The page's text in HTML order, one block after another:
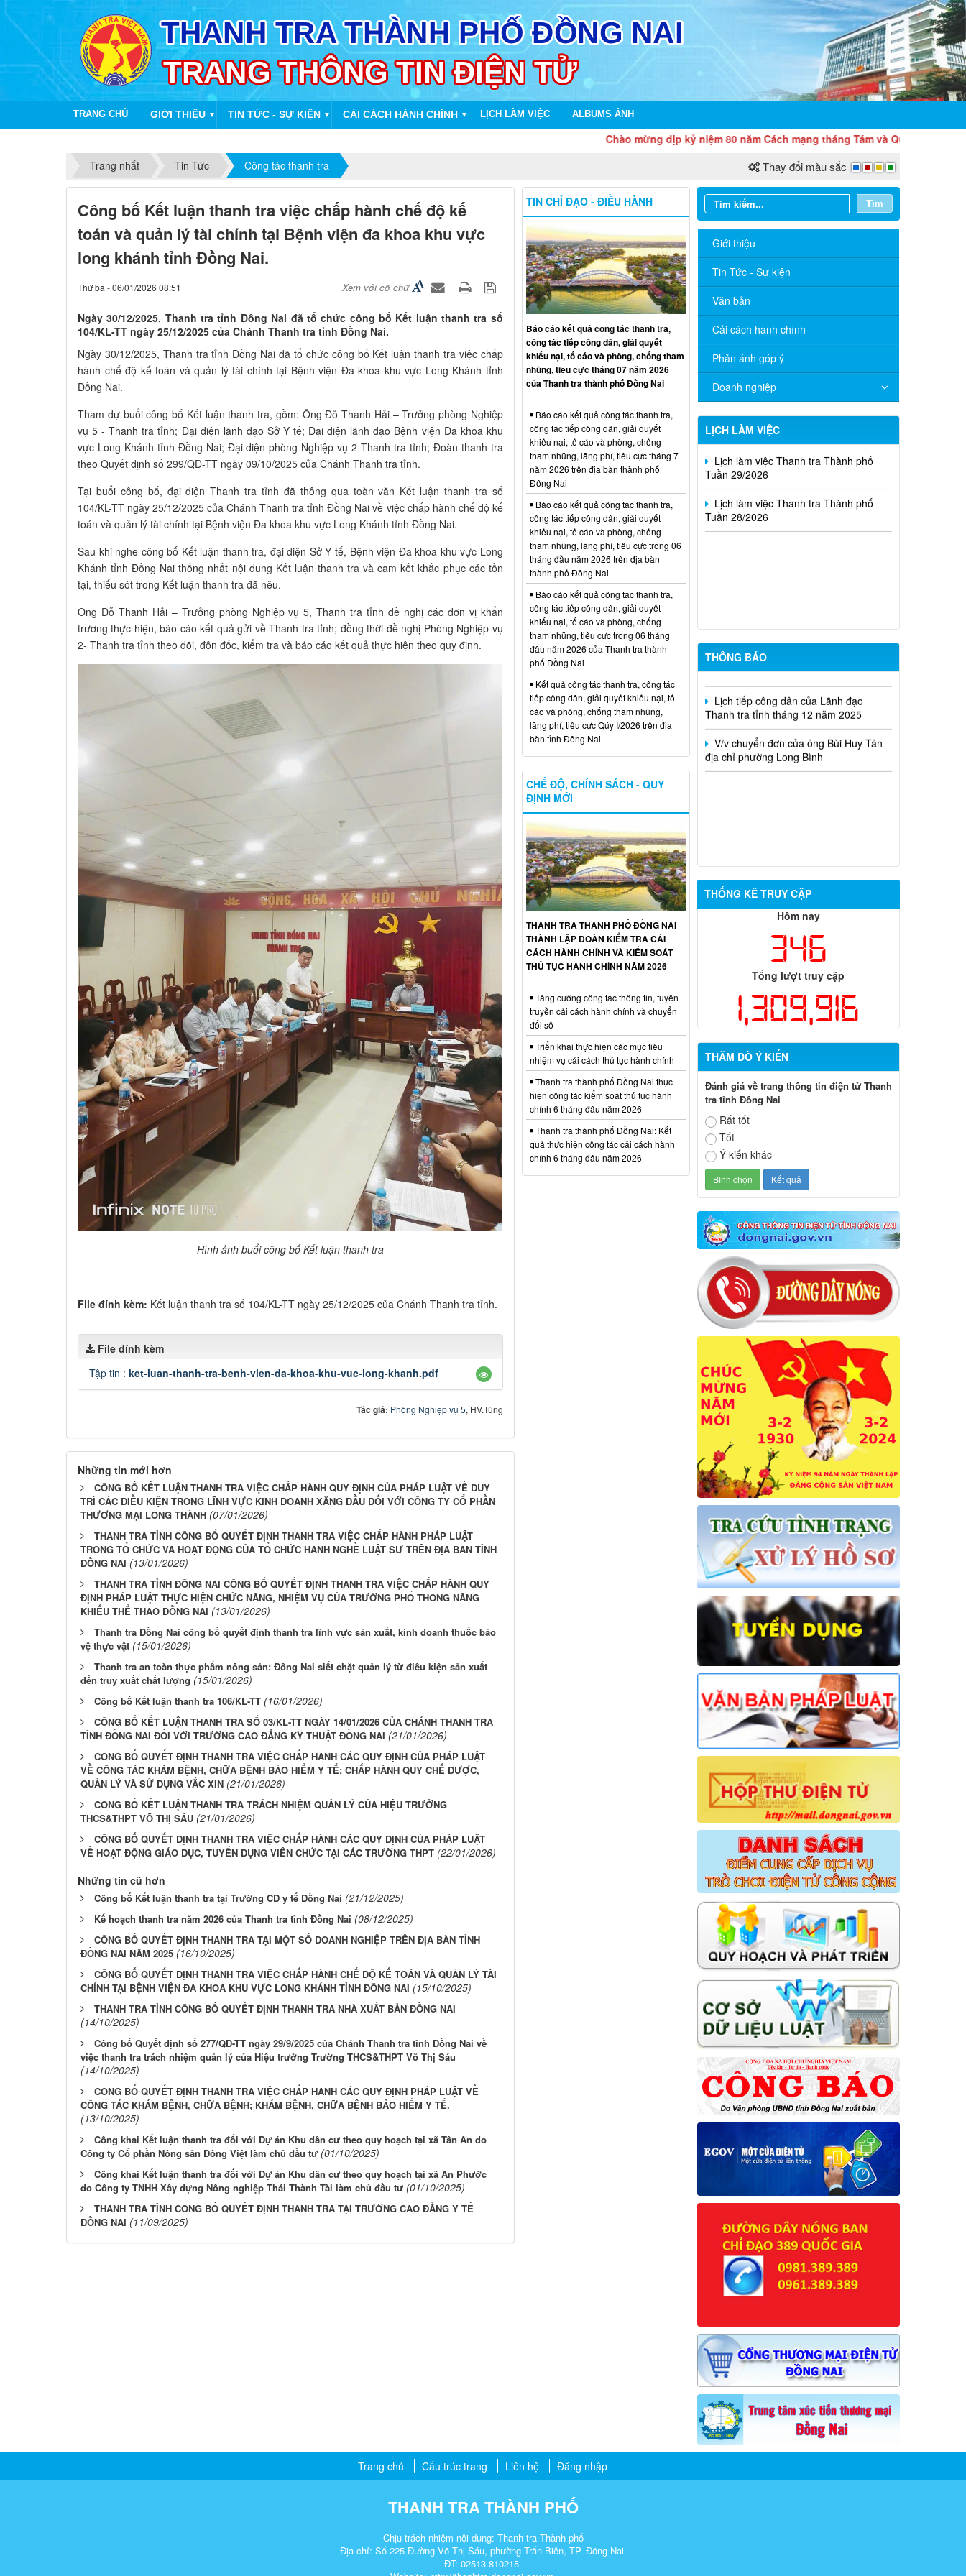
TRANG CHỦ GIỚI THIỆU ▼ TIN TỨC - SỰ KIỆN ▼ CẢI CÁCH HÀNH CHÍNH ▼ LỊCH LÀM VIỆC ALBUMS ẢNH
Chào mừng dịp kỷ niệm 80 năm Cách mạng tháng Tám và Quốc khánh 2/9
Trang nhất
Tin Tức Công tác thanh tra Thay đổi màu sắc
Công bố Kết luận thanh tra việc chấp hành chế độ kế
toán và quản lý tài chính tại Bệnh viện đa khoa khu vực
long khánh tỉnh Đồng Nai.
Thứ ba - 06/01/2026 08:51 Xem với cỡ chữ
Ngày 30/12/2025, Thanh tra tỉnh Đồng Nai đã tổ chức công bố Kết luận thanh tra số
104/KL-TT ngày 25/12/2025 của Chánh Thanh tra tỉnh Đồng Nai.
Ngày 30/12/2025, Thanh tra tỉnh Đồng Nai đã tổ chức công bố Kết luận thanh tra việc chấp
hành chế độ kế toán và quản lý tài chính tại Bệnh viện Đa khoa khu vực Long Khánh tỉnh
Đồng Nai.
Tham dự buổi công bố Kết luận thanh tra, gồm: Ông Đỗ Thanh Hải – Trưởng phòng Nghiệp
vụ 5 - Thanh tra tỉnh; Đại diện lãnh đạo Sở Y tế; Đại diện lãnh đạo Bệnh viện Đa khoa khu
vực Long Khánh tỉnh Đồng Nai; Đại diện phòng Nghiệp vụ 2 Thanh tra tỉnh; Đoàn thanh tra
theo Quyết định số 299/QĐ-TT ngày 09/10/2025 của Chánh Thanh tra tỉnh.
Tại buổi công bố, đại diện Thanh tra tỉnh đã thông qua toàn văn Kết luận thanh tra số
104/KL-TT ngày 25/12/2025 của Chánh Thanh tra tỉnh Đồng Nai về việc chấp hành chế độ kế
toán và quản lý tài chính tại Bệnh viện Đa khoa khu vực Long Khánh tỉnh Đồng Nai.
Sau khi nghe công bố Kết luận thanh tra, đại diện Sở Y tế, Bệnh viện Đa khoa khu vực Long
Khánh tỉnh Đồng Nai thống nhất nội dung Kết luận thanh tra và cam kết khắc phục các tồn
tại, thiếu sót trong Kết luận thanh tra đã nêu.
Ông Đỗ Thanh Hải – Trưởng phòng Nghiệp vụ 5, Thanh tra tỉnh đề nghị các đơn vị khẩn
trương thực hiện, báo cáo kết quả gửi về Thanh tra tỉnh; đồng thời đề nghị Phòng Nghiệp vụ
2- Thanh tra tỉnh theo dõi, đôn đốc, kiểm tra và báo cáo kết quả thực hiện theo quy định.
Hình ảnh buổi công bố Kết luận thanh tra
File đính kèm: Kết luận thanh tra số 104/KL-TT ngày 25/12/2025 của Chánh Thanh tra tỉnh.
File đính kèm
Tập tin : ket-luan-thanh-tra-benh-vien-da-khoa-khu-vuc-long-khanh.pdf
Tác giả: Phòng Nghiệp vụ 5, HV.Tùng
Những tin mới hơn
CÔNG BỐ KẾT LUẬN THANH TRA VIỆC CHẤP HÀNH QUY ĐỊNH CỦA PHÁP LUẬT VỀ DUY
TRÌ CÁC ĐIỀU KIỆN TRONG LĨNH VỰC KINH DOANH XĂNG DẦU ĐỐI VỚI CÔNG TY CỔ PHẦN
THƯƠNG MẠI LONG THÀNH (07/01/2026)
THANH TRA TỈNH CÔNG BỐ QUYẾT ĐỊNH THANH TRA VIỆC CHẤP HÀNH PHÁP LUẬT
TRONG TỔ CHỨC VÀ HOẠT ĐỘNG CỦA TỔ CHỨC HÀNH NGHỀ LUẬT SƯ TRÊN ĐỊA BÀN TỈNH
ĐỒNG NAI (13/01/2026)
THANH TRA TỈNH ĐỒNG NAI CÔNG BỐ QUYẾT ĐỊNH THANH TRA VIỆC CHẤP HÀNH QUY
ĐỊNH PHÁP LUẬT THỰC HIỆN CHỨC NĂNG, NHIỆM VỤ CỦA TRƯỜNG PHỔ THÔNG NĂNG
KHIẾU THỂ THAO ĐỒNG NAI (13/01/2026)
Thanh tra Đồng Nai công bố quyết định thanh tra lĩnh vực sản xuất, kinh doanh thuốc bảo
vệ thực vật (15/01/2026)
Thanh tra an toàn thực phẩm nông sản: Đồng Nai siết chặt quản lý từ điều kiện sản xuất
đến truy xuất chất lượng (15/01/2026)
Công bố Kết luận thanh tra 106/KL-TT (16/01/2026)
CÔNG BỐ KẾT LUẬN THANH TRA SỐ 03/KL-TT NGÀY 14/01/2026 CỦA CHÁNH THANH TRA
TỈNH ĐỒNG NAI ĐỐI VỚI TRƯỜNG CAO ĐẲNG KỸ THUẬT ĐỒNG NAI (21/01/2026)
CÔNG BỐ QUYẾT ĐỊNH THANH TRA VIỆC CHẤP HÀNH CÁC QUY ĐỊNH CỦA PHÁP LUẬT
VỀ CÔNG TÁC KHÁM BỆNH, CHỮA BỆNH BẢO HIỂM Y TẾ; CHẤP HÀNH QUY CHẾ DƯỢC,
QUẢN LÝ VÀ SỬ DỤNG VẮC XIN (21/01/2026)
CÔNG BỐ KẾT LUẬN THANH TRA TRÁCH NHIỆM QUẢN LÝ CỦA HIỆU TRƯỞNG
THCS&THPT VÕ THỊ SÁU (21/01/2026)
CÔNG BỐ QUYẾT ĐỊNH THANH TRA VIỆC CHẤP HÀNH CÁC QUY ĐỊNH CỦA PHÁP LUẬT
VỀ HOẠT ĐỘNG GIÁO DỤC, TUYỂN DỤNG VIÊN CHỨC TẠI CÁC TRƯỜNG THPT (22/01/2026)
Những tin cũ hơn
Công bố Kết luận thanh tra tại Trường CĐ y tế Đồng Nai (21/12/2025)
Kế hoạch thanh tra năm 2026 của Thanh tra tỉnh Đồng Nai (08/12/2025)
CÔNG BỐ QUYẾT ĐỊNH THANH TRA TẠI MỘT SỐ DOANH NGHIỆP TRÊN ĐỊA BÀN TỈNH
ĐỒNG NAI NĂM 2025 (16/10/2025)
CÔNG BỐ QUYẾT ĐỊNH THANH TRA VIỆC CHẤP HÀNH CHẾ ĐỘ KẾ TOÁN VÀ QUẢN LÝ TÀI
CHÍNH TẠI BỆNH VIỆN ĐA KHOA KHU VỰC LONG KHÁNH TỈNH ĐỒNG NAI (15/10/2025)
THANH TRA TỈNH CÔNG BỐ QUYẾT ĐỊNH THANH TRA NHÀ XUẤT BẢN ĐỒNG NAI
(14/10/2025)
Công bố Quyết định số 277/QĐ-TT ngày 29/9/2025 của Chánh Thanh tra tỉnh Đồng Nai về
việc thanh tra trách nhiệm quản lý của Hiệu trưởng Trường THCS&THPT Võ Thị Sáu
(14/10/2025)
CÔNG BỐ QUYẾT ĐỊNH THANH TRA VIỆC CHẤP HÀNH CÁC QUY ĐỊNH PHÁP LUẬT VỀ
CÔNG TÁC KHÁM BỆNH, CHỮA BỆNH; KHÁM BỆNH, CHỮA BỆNH BẢO HIỂM Y TẾ.
(13/10/2025)
Công khai Kết luận thanh tra đối với Dự án Khu dân cư theo quy hoạch tại xã Tân An do
Công ty Cổ phần Nông sản Đông Việt làm chủ đầu tư (01/10/2025)
Công khai Kết luận thanh tra đối với Dự án Khu dân cư theo quy hoạch tại xã An Phước
do Công ty TNHH Xây dựng Nông nghiệp Thái Thành Tài làm chủ đầu tư (01/10/2025)
THANH TRA TỈNH CÔNG BỐ QUYẾT ĐỊNH THANH TRA TẠI TRƯỜNG CAO ĐẲNG Y TẾ
ĐỒNG NAI (11/09/2025)
Tìm
Giới thiệu
Tin Tức - Sự kiện
Văn bản
Cải cách hành chính
Phản ánh góp ý
Doanh nghiệp
LỊCH LÀM VIỆC
Lịch làm việc Thanh tra Thành phố
Tuần 31/2026
Lịch làm việc Thanh tra Thành phố
Tuần 30/2026
Lịch làm việc Thanh tra Thành phố
Tuần 29/2026
Lịch làm việc Thanh tra Thành phố
Tuần 28/2026
THÔNG BÁO
dự toán năm 2025 theo Nghị quyết số
173/NQ-CP của Chính Phủ (sau sát
nhập)
Lịch tiếp công dân của Lãnh đạo
Thanh tra tỉnh tháng 12 năm 2025
V/v chuyển đơn của ông Bùi Huy Tân
địa chỉ phường Long Bình
THỐNG KÊ TRUY CẬP
Hôm nay
346
Tổng lượt truy cập
1,309,916
THĂM DÒ Ý KIẾN
Đánh giá về trang thông tin điện tử Thanh
tra tỉnh Đồng Nai
Rất tốt
Tốt
Ý kiến khác
TIN CHỈ ĐẠO - ĐIỀU HÀNH
Báo cáo kết quả công tác thanh tra,
công tác tiếp công dân, giải quyết
khiếu nại, tố cáo và phòng, chống tham
nhũng, tiêu cực tháng 07 năm 2026
của Thanh tra thành phố Đồng Nai
Báo cáo kết quả công tác thanh tra,
công tác tiếp công dân, giải quyết
khiếu nại, tố cáo và phòng, chống
tham nhũng, lãng phí, tiêu cực tháng 7
năm 2026 trên địa bàn thành phố
Đồng Nai
Báo cáo kết quả công tác thanh tra,
công tác tiếp công dân, giải quyết
khiếu nại, tố cáo và phòng, chống
tham nhũng, lãng phí, tiêu cực trong 06
tháng đầu năm 2026 trên địa bàn
thành phố Đồng Nai
Báo cáo kết quả công tác thanh tra,
công tác tiếp công dân, giải quyết
khiếu nại, tố cáo và phòng, chống
tham nhũng, tiêu cực trong 06 tháng
đầu năm 2026 của Thanh tra thành
phố Đồng Nai
Kết quả công tác thanh tra, công tác
tiếp công dân, giải quyết khiếu nại, tố
cáo và phòng, chống tham nhũng,
lãng phí, tiêu cực Qúy I/2026 trên địa
bàn tỉnh Đồng Nai
CHẾ ĐỘ, CHÍNH SÁCH - QUY
ĐỊNH MỚI
THANH TRA THÀNH PHỐ ĐỒNG NAI
THÀNH LẬP ĐOÀN KIỂM TRA CẢI
CÁCH HÀNH CHÍNH VÀ KIỂM SOÁT
THỦ TỤC HÀNH CHÍNH NĂM 2026
Tăng cường công tác thông tin, tuyên
truyền cải cách hành chính và chuyển
đổi số
Triển khai thực hiện các mục tiêu
nhiệm vụ cải cách thủ tục hành chính
Thanh tra thành phố Đồng Nai thực
hiện công tác kiểm soát thủ tục hành
chính 6 tháng đầu năm 2026
Thanh tra thành phố Đồng Nai: Kết
quả thực hiện công tác cải cách hành
chính 6 tháng đầu năm 2026
Trang chủ Cấu trúc trang Liên hệ Đăng nhập
THANH TRA THÀNH PHỐ
Chịu trách nhiệm nội dung: Thanh tra Thành phố
Địa chỉ: Số 225 Đường Võ Thị Sáu, phường Trấn Biên, TP. Đồng Nai
ĐT: 02513.810215